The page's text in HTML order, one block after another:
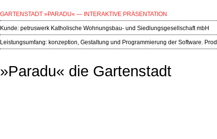
GARTENSTADT »PARADU« — INTERAKTIVE PRÄSENTATION
Kunde: petruswerk Katholische Wohnungsbau- und Siedlungsgesellschaft mbH
Leistungsumfang: konzeption, Gestaltung und Programmierung der Software.
»Paradu« die Gartenstadt